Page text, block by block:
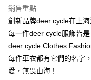
3.實際核准額度、可分期數及
4.訂單成立30分鐘內，如未
消。如遇「轉專審核」未通
法說明評估內容。
【繳款方式說明】
1.分期款項不併入電信帳單
醒簡訊。
2.透過簡訊連結打開帳單後，
AFTEE先享後付是「在收到
便利好安心！
１．簡單：不需註冊會員、
２．便利：只要手機號碼，
【「AFTEE先享後付」結帳
１．於結帳方式選擇「
結帳頁面，進行簡訊認證並
運送方式
全家取貨付款
每筆NT$60，滿NT$998(
全家純取貨
銷售重點
創新品牌deer cycle在上
每一件deer cycle服飾皆
deer cycle Clothes
每件車衣都有它們的名字
愛，無畏山海！